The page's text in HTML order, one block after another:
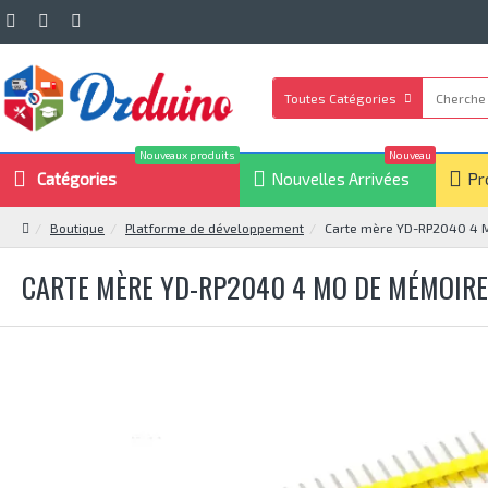
Toutes Catégories
Catégories
Nouveaux produits
Nouvelles Arrivées
Nouveau
Boutique Platforme de développement Carte mère YD-RP2040 4
CARTE MÈRE YD-RP2040 4 MO DE